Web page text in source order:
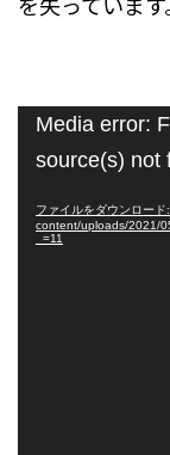
Media error:
source(s) not
ファイルをダウンロー
content/uploads/2021/
_=11